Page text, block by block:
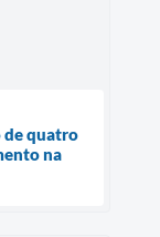
de quatro
na